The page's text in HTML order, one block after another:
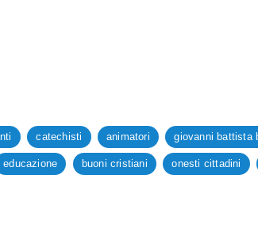
catechisti animatori giovanni battista
educazione buoni cristiani onesti cittadini